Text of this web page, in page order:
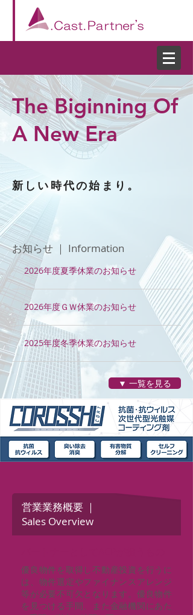
The Biginning Of
A New Era
新しい時代の始まり。
お知らせ ｜ Information
2026年度夏季休業のお知らせ
2026年度ＧＷ休業のお知らせ
2025年度冬季休業のお知らせ
▼ 一覧を見る
営業業務概要 ｜
Sales Overview
優良物件を取得し不動産投資を行うに
は、物件選定やファイナンスアレンジ
等が必要不可欠となります。優良物件
を見つける手間、また金融機関にあた